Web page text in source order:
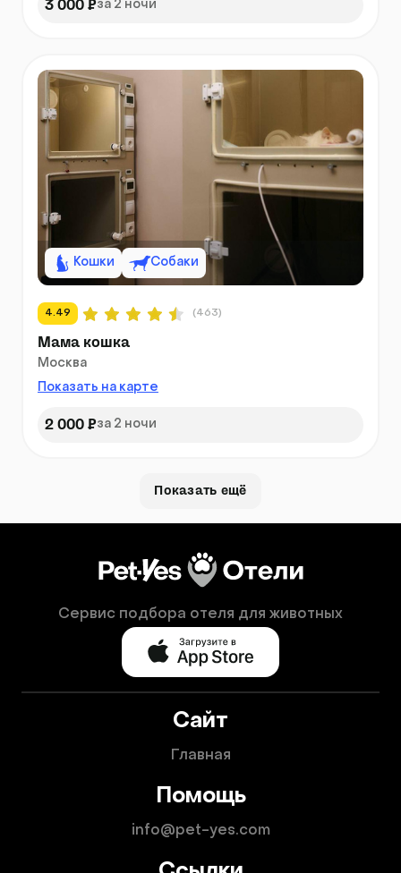
3 000 ₽за 2 ночи
Кошки Собаки
4.49 (463)
Мама кошка
Москва
Показать на карте
2 000 ₽за 2 ночи
Показать ещё
Сервис подбора отеля для животных
Сайт
Главная
Помощь
info@pet-yes.com